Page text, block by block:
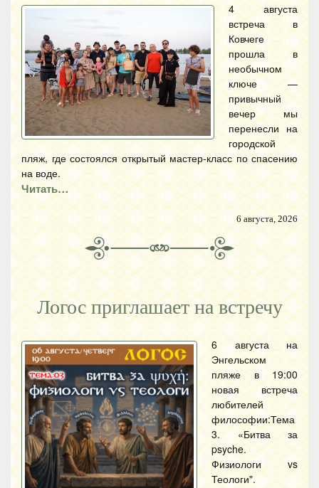
4 августа
встреча в
Ковчеге
прошла в
необычном
ключе —
привычный
вечер мы
перенесли на
городской
пляж, где состоялся открытый мастер-класс по спасению
на воде.
Читать…
6 августа, 2026
Логос приглашает на встречу
6 августа на
Энгельском
пляже в 19:00
новая встреча
любителей
философии:Тема
3. «Битва за
psyche.
Физиологи vs
Теологи".